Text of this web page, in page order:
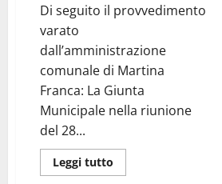
Di seguito il provvedimento
varato
dall’amministrazione
comunale di Martina
Franca: La Giunta
Municipale nella riunione
del 28...
Leggi tutto